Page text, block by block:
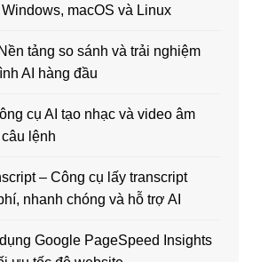
macOS và Linux
tảng so sánh và trải nghiệm
AI hàng đầu
cụ AI tạo nhạc và video âm
lệnh
– Công cụ lấy transcript
nhanh chóng và hỗ trợ AI
Google PageSpeed Insights